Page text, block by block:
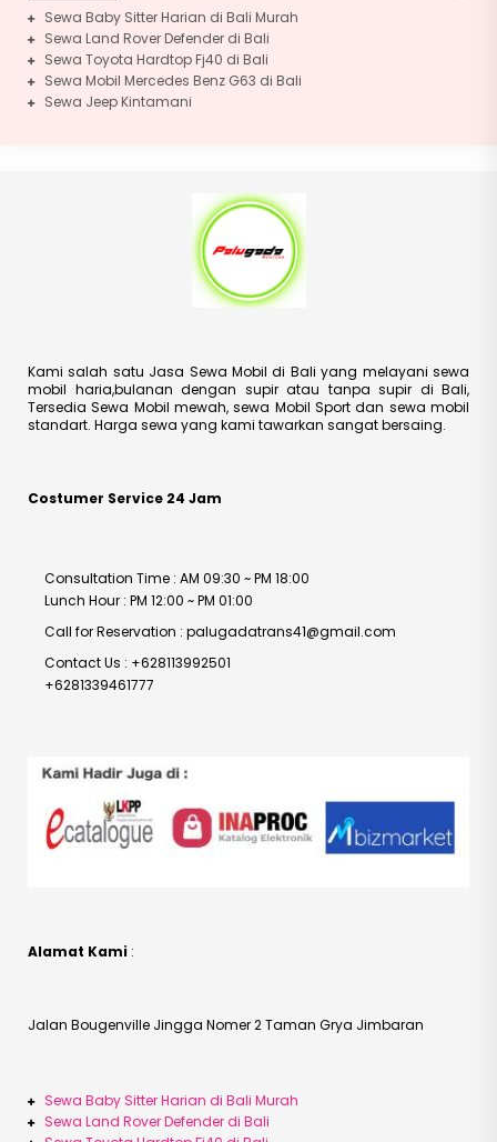
Sewa Baby Sitter Harian di Bali Murah
Sewa Land Rover Defender di Bali
Sewa Toyota Hardtop Fj40 di Bali
Sewa Mobil Mercedes Benz G63 di Bali
Sewa Jeep Kintamani
Kami salah satu Jasa Sewa Mobil di Bali yang melayani sewa
mobil haria,bulanan dengan supir atau tanpa supir di Bali,
Tersedia Sewa Mobil mewah, sewa Mobil Sport dan sewa mobil
standart. Harga sewa yang kami tawarkan sangat bersaing.
Costumer Service 24 Jam
Consultation Time : AM 09:30 ~ PM 18:00
Lunch Hour : PM 12:00 ~ PM 01:00
Call for Reservation : palugadatrans41@gmail.com
Contact Us : +628113992501
+6281339461777
Alamat Kami :
Jalan Bougenville Jingga Nomer 2 Taman Grya Jimbaran
Sewa Baby Sitter Harian di Bali Murah
Sewa Land Rover Defender di Bali